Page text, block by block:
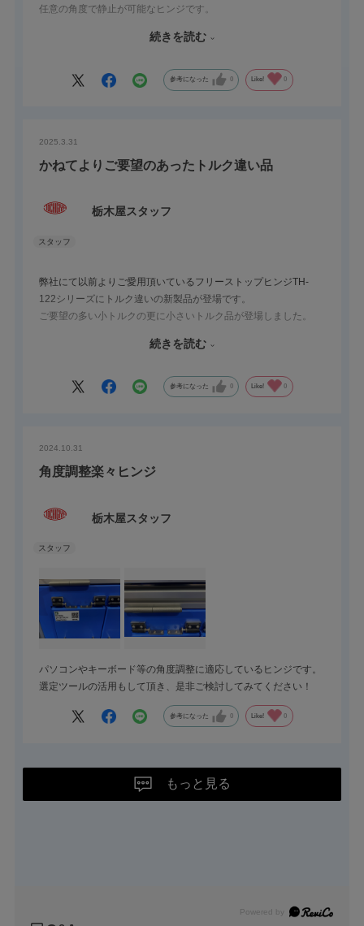
任意の角度で静止が可能なヒンジです。
設計の際、最適なトルク値についてはお気軽のお声がけくださ
続きを読む
参考になった 0 Like! 0
2025.3.31
かねてよりご要望のあったトルク違い品
栃木屋スタッフ
弊社にて以前よりご愛用頂いているフリーストップヒンジTH-
122シリーズにトルク違いの新製品が登場です。
ご要望の多い小トルクの更に小さいトルク品が登場しました。
公差は±0.5kgfの為、2～3kgfのトルク範囲になりますので、御注
TH-122シリーズは、型番の末尾に『A』の付いている製品が本体
また、末尾にアルファベットが付いていない製品が本体のみとな
ります。
続きを読む
参考になった 0 Like! 0
2024.10.31
角度調整楽々ヒンジ
栃木屋スタッフ
パソコンやキーボード等の角度調整に適応しているヒンジです。
選定ツールの活用もして頂き、是非ご検討してみてください！
参考になった 0 Like! 0
もっと見る
Powered by